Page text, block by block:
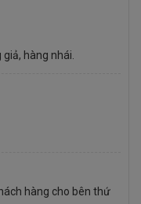
hàng nhái.
hàng cho bên thứ